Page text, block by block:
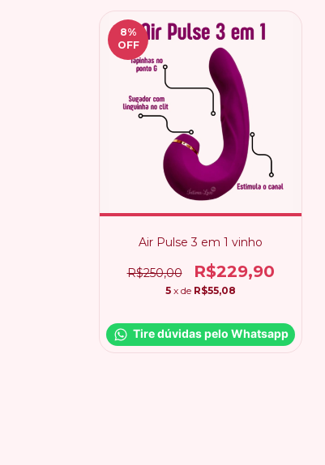
8%
OFF
Air Pulse 3 em 1 vinho
R$250,00 R$229,90
5 x de R$55,08
Tire dúvidas pelo Whatsapp